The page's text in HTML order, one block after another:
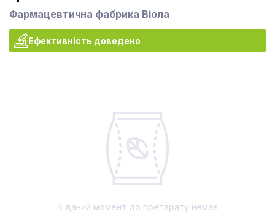
Фармацевтична фабрика Віола
Ефективність доведено
В даний момент до препарату немає